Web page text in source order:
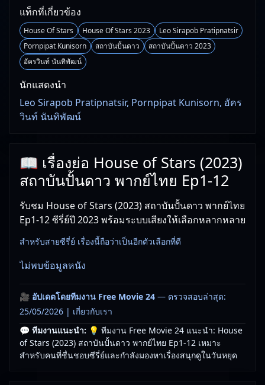
แท็กที่เกี่ยวข้อง
House Of Stars House Of Stars 2023
Leo Sirapob Pratipnatsir
Pornpipat Kunisorn
สถาบันปั้นดาว
สถาบันปั้นดาว 2023
อัครวินท์ นันทิพัฒน์
นักแสดงนำ
Leo Sirapob Pratipnatsir, Pornpipat Kunisorn, อัคร
วินท์ นันทิพัฒน์
📖 เรื่องย่อ House of Stars (2023)
สถาบันปั้นดาว พากย์ไทย Ep1-12
รับชม House of Stars (2023) สถาบันปั้นดาว พากย์ไทย
Ep1-12 ซีรี่ย์ปี 2023 พร้อมระบบเสียงให้เลือกหลากหลาย
สำหรับสายซีรี่ย์ เรื่องนี้ถือว่าเป็นอีกตัวเลือกที่ดี
ไม่พบข้อมูลหนัง
🎥 อัปเดตโดยทีมงาน Free Movie 24 — ตรวจสอบล่าสุด:
25/05/2026 | เกี่ยวกับเรา
💬 ทีมงานแนะนำ: 💡 ทีมงาน Free Movie 24 แนะนำ: House
of Stars (2023) สถาบันปั้นดาว พากย์ไทย Ep1-12 เหมาะ
สำหรับคนที่ชื่นชอบซีรี่ย์และกำลังมองหาเรื่องสนุกดูในวันหยุด